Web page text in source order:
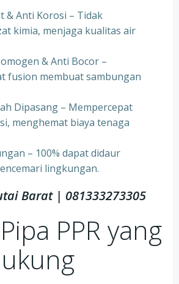
& Anti Korosi – Tidak
kimia, menjaga kualitas air
& Anti Bocor –
fusion membuat sambungan
Dipasang – Mempercepat
menghemat biaya tenaga
– 100% dapat didaur
lingkungan.
Barat | 081333273305
PPR yang